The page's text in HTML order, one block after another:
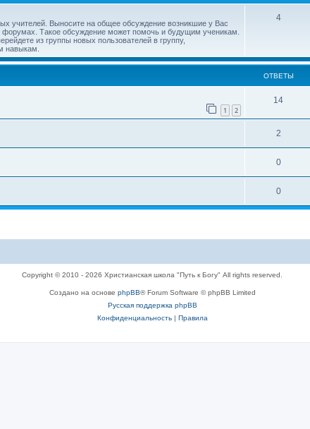
учителей. Выносите на общее обсуждение возникшие у Вас
Такое обсуждение может помочь и будущим ученикам.
из группы новых пользователей в группу,
навыкам.
4
ОТВЕТЫ
1 2
14
2
0
0
Copyright © 2010 - 2026 Христианская школа "Путь к Богу" All rights reserved.
Создано на основе phpBB® Forum Software © phpBB Limited
Русская поддержка phpBB
Конфиденциальность| Правила